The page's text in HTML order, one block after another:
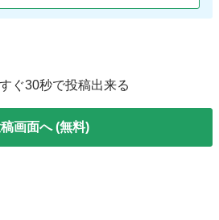
ぐ30秒で投稿出来る
画面へ (無料)